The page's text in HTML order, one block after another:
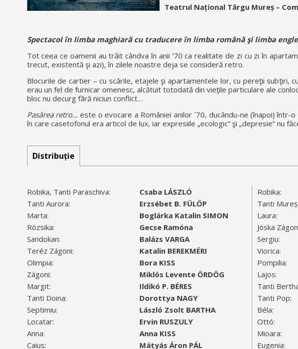
Teatrul Național Târgu Mureș –
Spectacol în limba maghiară cu traducere în limba română şi limba
Tot ceea ce oamenii au trăit cândva în anii ’70 ca realitate de zi cu zi în
trecut, existentă şi azi), în zilele noastre deja se consideră retro.
Blocurile de cartier – cu scările, etajele şi apartamentele lor, cu pereţii subţiri,
erau un fel de furnicar omenesc, alcătuit totodată din vieţile particulare ale
bloc nu decurg fără niciun conflict…
Pasărea retro… este o evocare a României anilor `70, ducându-ne (înapoi)
în care casetofonul era articol de lux, iar expresiile „ecologic” şi „depresie” nu
Distribuție
Robika, Tanti Paraschiva: Csaba LÁSZLÓ Robika:
Tanti Aurora:
Erzsébet B. FÜLÖP Tanti
Marta:
Boglárka Katalin SIMON Laura:
Rózsika:
Gecse Ramóna Jóska
Sandokan:
Balázs VARGA Sergiu:
Teréz Zágoni:
Katalin BEREKMÉRI Viorica:
Olimpia:
Bora KISS Pompilia:
Zágoni:
Miklós Levente ÖRDÖG Lajos:
Margit:
Ildikó P. BÉRES Tanti
Tanti Doina:
Dorottya NAGY Tanti Pop:
Septimiu:
László Zsolt BARTHA Béla:
Locatar:
Ervin RUSZULY Ottó:
Anna:
Anna KISS Mioara:
Caius:
Mátyás Áron PÁL Eugenia: